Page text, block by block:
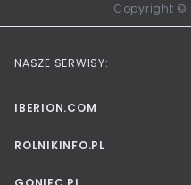
Copyright ©
NASZE SERWISY:
IBERION.COM
ROLNIKINFO.PL